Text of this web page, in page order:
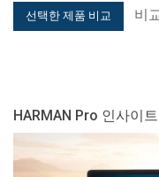
비
HARMAN Pro 인사이트